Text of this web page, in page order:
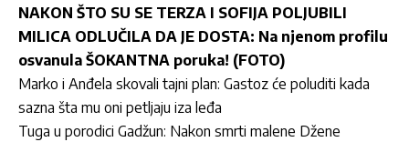
NAKON ŠTO SU SE TERZA I SOFIJA POLJUBILI
MILICA ODLUČILA DA JE DOSTA: Na njenom profilu
osvanula ŠOKANTNA poruka! (FOTO)
Marko i Anđela skovali tajni plan: Gastoz će poluditi kada
sazna šta mu oni petljaju iza leđa
Tuga u porodici Gadžun: Nakon smrti malene Džene